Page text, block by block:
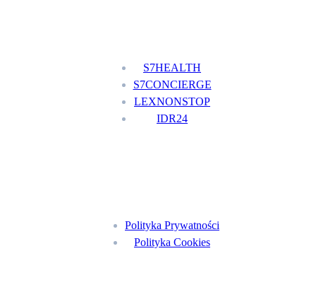
S7HEALTH
S7CONCIERGE
LEXNONSTOP
IDR24
Polityka Prywatności
Polityka Cookies